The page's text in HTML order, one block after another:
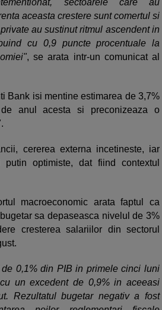
sectoarele care au
aceasta crestere sunt comertul si
au sustinut ritmul ascendent in
cu 0,9 puncte procentuale la
, se arata intr-un comunicat al
Bank isi mentine estimarea de 3,7%
anul acesta si preconizeaza o
cererea externa incetineste, iar
putin optimiste, dat fiind contextul
macroeconomic arata faptul ca
sa depaseasca nivelul de 3%
cresterea salariilor din sectorul
0,1% din PIB in primele cinci luni
un excedent de 0,9% in aceeasi
Rezultatul bugetar negativ a fost